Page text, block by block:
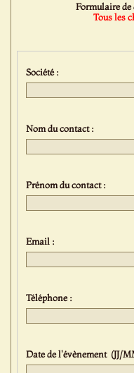
Formulaire de
Tous les
Société :
Nom du contact :
Prénom du contact :
Email :
Téléphone :
Date de l'évènement (JJ/